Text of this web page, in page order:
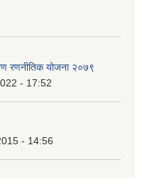
रणनीतिक योजना २०७९
- 17:52
- 14:56